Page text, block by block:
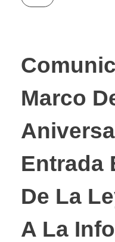
Marco
Entrada
De La
A La